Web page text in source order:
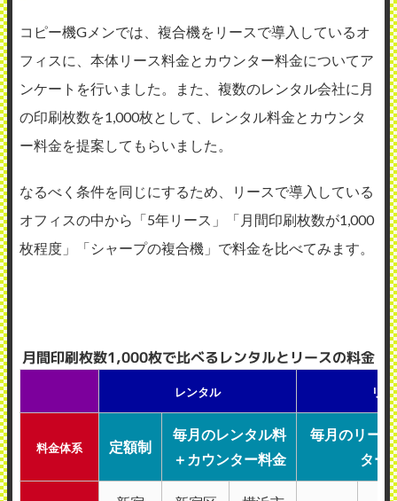
コピー機Gメンでは、複合機をリースで導入しているオ
フィスに、本体リース料金とカウンター料金についてア
ンケートを行いました。また、複数のレンタル会社に月
の印刷枚数を1,000枚として、レンタル料金とカウンタ
ー料金を提案してもらいました。
なるべく条件を同じにするため、リースで導入している
オフィスの中から「5年リース」「月間印刷枚数が1,000
枚程度」「シャープの複合機」で料金を比べてみます。
月間印刷枚数1,000枚で比べるレンタルとリースの料金
レンタル リ
料金体系 定額制
毎月のレンタル料
＋カウンター料金
毎月のリー
ター